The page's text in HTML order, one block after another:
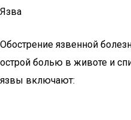
Язва
Обострение язвенной
острой болью в животе и
язвы включают: